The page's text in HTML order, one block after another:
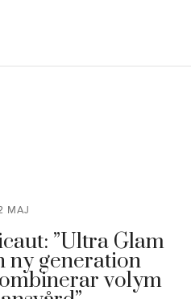
MAJ
”Ultra Glam
ny generation
volym